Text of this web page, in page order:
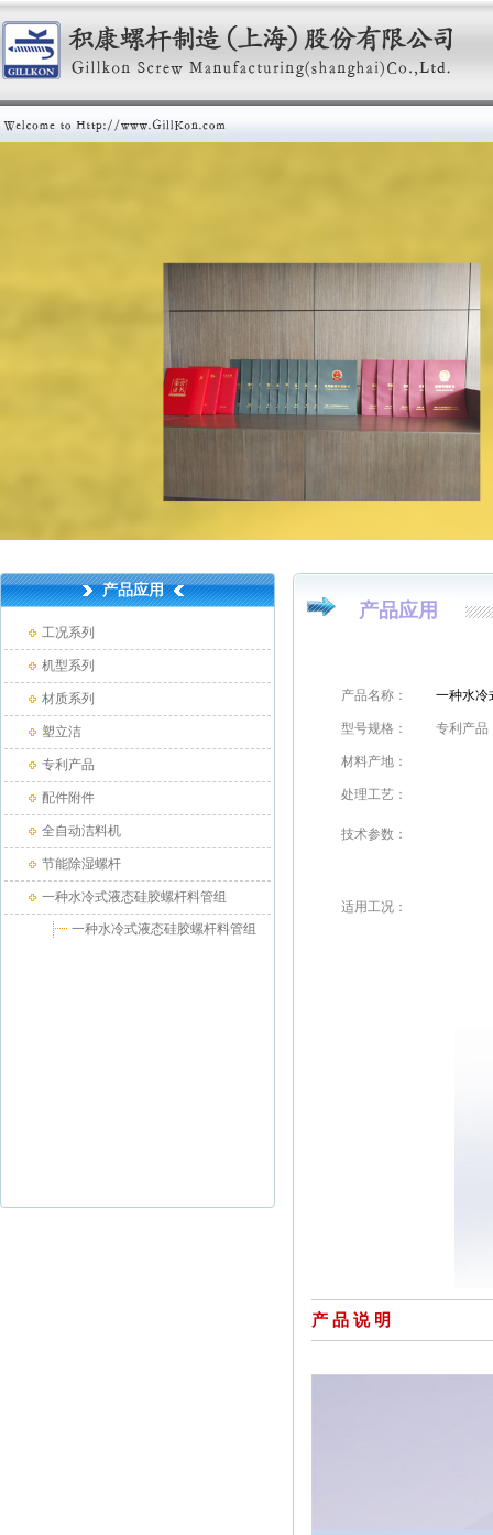
产品应用
工况系列
机型系列
材质系列
塑立洁
专利产品
配件附件
全自动洁料机
节能除湿螺杆
一种水冷式液态硅胶螺杆料管组
一种水冷式液态硅胶螺杆料管组
产品应用
产品名称： 一种水冷
型号规格： 专利产品
材料产地：
处理工艺：
技术参数：
适用工况：
产 品 说 明